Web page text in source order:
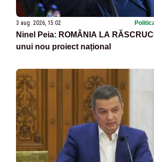
3 aug. 2026, 15:02
Ninel Peia: ROMÂNIA LA
unui nou proiect național